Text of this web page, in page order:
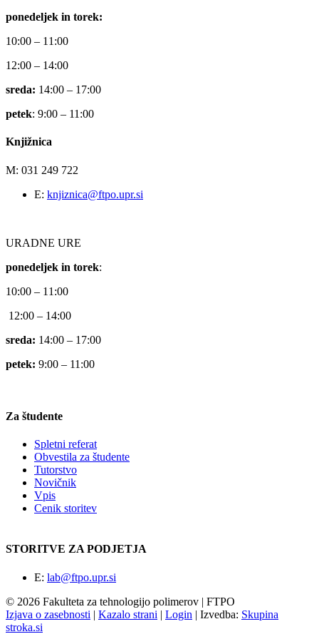
ponedeljek in torek:
10:00 – 11:00
12:00 – 14:00
sreda: 14:00 – 17:00
petek: 9:00 – 11:00
Knjižnica
M: 031 249 722
E: knjiznica@ftpo.upr.si
URADNE URE
ponedeljek in torek:
10:00 – 11:00
12:00 – 14:00
sreda: 14:00 – 17:00
petek: 9:00 – 11:00
Za študente
Spletni referat
Obvestila za študente
Tutorstvo
Novičnik
Vpis
Cenik storitev
STORITVE ZA PODJETJA
E: lab@ftpo.upr.si
© 2026 Fakulteta za tehnologijo polimerov | FTPO
Izjava o zasebnosti | Kazalo strani | Login | Izvedba: Skupina
stroka.si